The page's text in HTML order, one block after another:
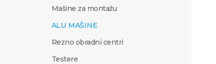
Mašine za montažu
ALU MAŠINE
Rezno obradni centri
Testere